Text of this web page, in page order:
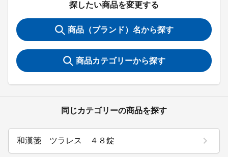
探したい商品を変更する
商品（ブランド）名から探す
商品カテゴリーから探す
同じカテゴリーの商品を探す
和漢箋 ツラレス ４８錠